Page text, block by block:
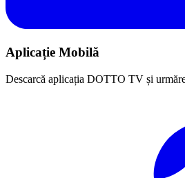
Aplicație Mobilă
Descarcă aplicația DOTTO TV și